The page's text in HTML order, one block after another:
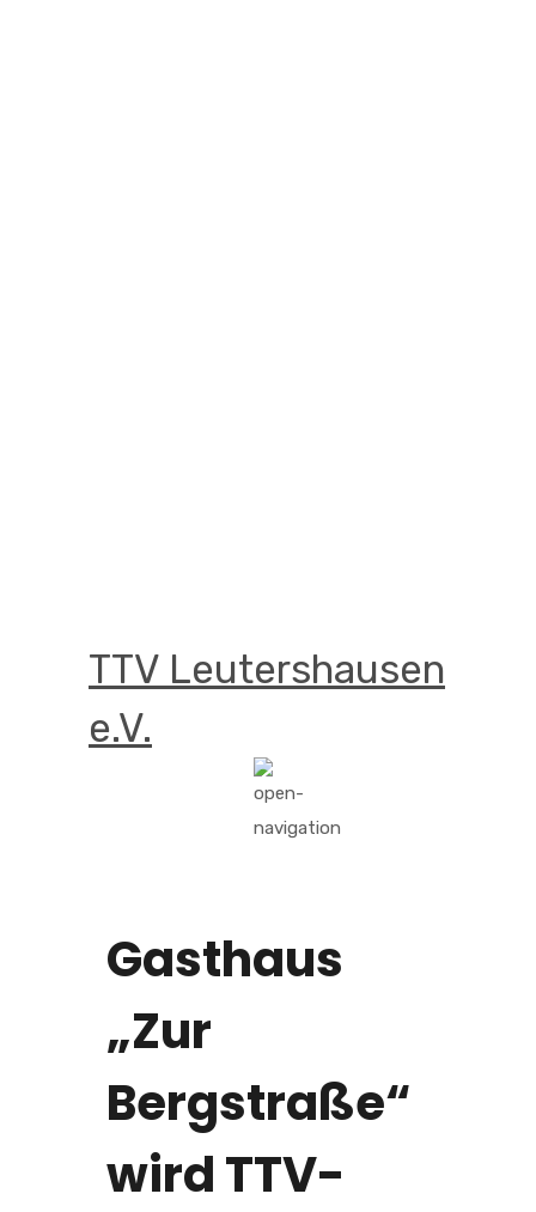
TTV Leutershausen
e.V.
Gasthaus
„Zur
Bergstraße“
wird TTV-